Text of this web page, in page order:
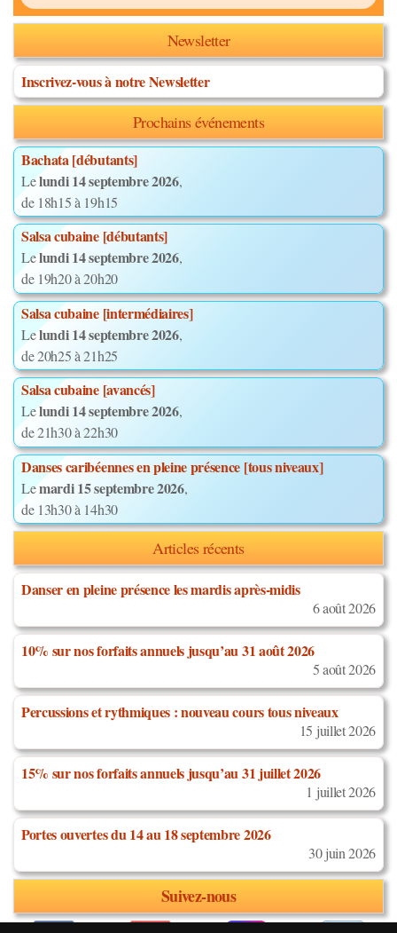
Newsletter
Inscrivez-vous à notre Newsletter
Prochains événements
Bachata [débutants]
Lelundi 14 septembre 2026,
de 18h15 à 19h15
Salsa cubaine [débutants]
Lelundi 14 septembre 2026,
de 19h20 à 20h20
Salsa cubaine [intermédiaires]
Lelundi 14 septembre 2026,
de 20h25 à 21h25
Salsa cubaine [avancés]
Lelundi 14 septembre 2026,
de 21h30 à 22h30
Danses caribéennes en pleine présence [tous niveaux]
Lemardi 15 septembre 2026,
de 13h30 à 14h30
Articles récents
Danser en pleine présence les mardis après-midis
6 août 2026
10% sur nos forfaits annuels jusqu’au 31 août 2026
5 août 2026
Percussions et rythmiques : nouveau cours tous niveaux
15 juillet 2026
15% sur nos forfaits annuels jusqu’au 31 juillet 2026
1 juillet 2026
Portes ouvertes du 14 au 18 septembre 2026
30 juin 2026
Suivez-nous